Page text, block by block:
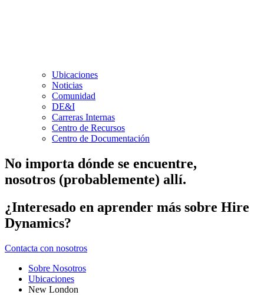
Ubicaciones
Noticias
Comunidad
DE&I
Carreras Internas
Centro de Recursos
Centro de Documentación
No importa dónde se encuentre,
nosotros (probablemente) allí.
¿Interesado en aprender más sobre Hire
Dynamics?
Contacta con nosotros
Sobre Nosotros
Ubicaciones
New London